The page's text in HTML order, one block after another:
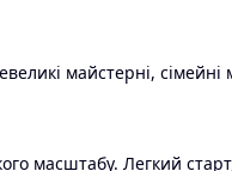
майстерні,
масштабу. Легкий